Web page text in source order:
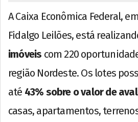
A Caixa Econômica Federal,
Fidalgo Leilões, está
imóveis com 220
região Nordeste. Os lotes
até 43% sobre o valor de
casas, apartamentos,